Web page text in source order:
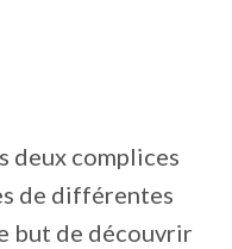
deux complices
de différentes
but de découvrir